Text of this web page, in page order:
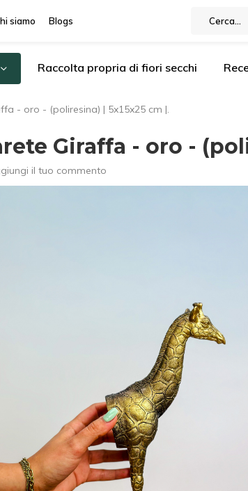
siamo Blogs
Raccolta propria di fiori secchi
- oro - (poliresina) | 5x15x25 cm |.
Giraffa - oro -
il tuo commento